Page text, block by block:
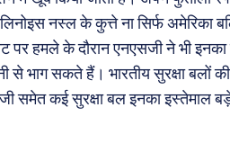
नस्ल के कुत्ते ना सिर्फ अमेरिका
पर हमले के दौरान एनएसजी ने भी
से भाग सकते हैं। भारतीय सुरक्षा बलों
समेत कई सुरक्षा बल इनका इस्तेमाल